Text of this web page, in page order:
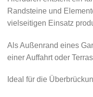
Randsteine und
vielseitigen Einsatz
Als Außenrand eines
einer Auffahrt oder
Ideal für die